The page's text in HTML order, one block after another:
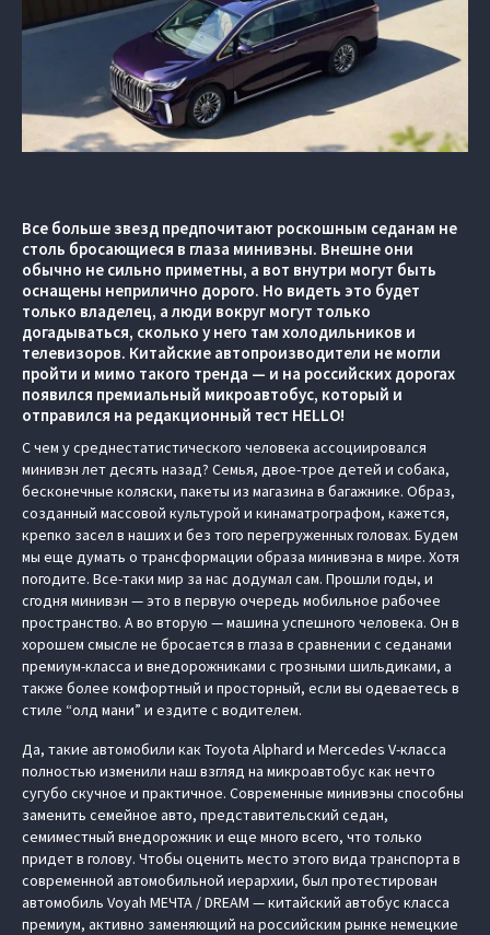
Все больше звезд предпочитают роскошным седанам не
столь бросающиеся в глаза минивэны. Внешне они
обычно не сильно приметны, а вот внутри могут быть
оснащены неприлично дорого. Но видеть это будет
только владелец, а люди вокруг могут только
догадываться, сколько у него там холодильников и
телевизоров. Китайские автопроизводители не могли
пройти и мимо такого тренда — и на российских дорогах
появился премиальный микроавтобус, который и
отправился на редакционный тест HELLO!
C чем у среднестатистического человека ассоциировался
минивэн лет десять назад? Семья, двое-трое детей и собака,
бесконечные коляски, пакеты из магазина в багажнике. Образ,
созданный массовой культурой и кинаматрографом, кажется,
крепко засел в наших и без того перегруженных головах. Будем
мы еще думать о трансформации образа минивэна в мире. Хотя
погодите. Все-таки мир за нас додумал сам. Прошли годы, и
сгодня минивэн — это в первую очередь мобильное рабочее
пространство. А во вторую — машина успешного человека. Он в
хорошем смысле не бросается в глаза в сравнении с седанами
премиум-класса и внедорожниками с грозными шильдиками, а
также более комфортный и просторный, если вы одеваетесь в
стиле “олд мани” и ездите с водителем.
Да, такие автомобили как Toyota Alphard и Mercedes V-класса
полностью изменили наш взгляд на микроавтобус как нечто
сугубо скучное и практичное. Современные минивэны способны
заменить семейное авто, представительский седан,
семиместный внедорожник и еще много всего, что только
придет в голову. Чтобы оценить место этого вида транспорта в
современной автомобильной иерархии, был протестирован
автомобиль Voyah МЕЧТА / DREAM — китайский автобус класса
премиум, активно заменяющий на российским рынке немецкие